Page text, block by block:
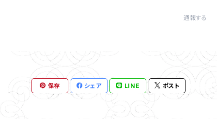
通報する
保存 シェア LINE ポスト